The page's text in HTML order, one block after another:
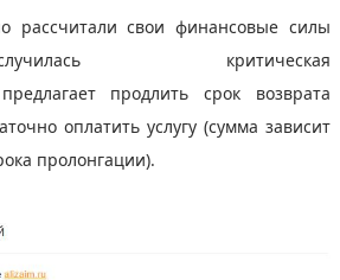
рассчитали свои финансовые силы
критическая
продлить срок возврата
оплатить услугу (сумма зависит
пролонгации).